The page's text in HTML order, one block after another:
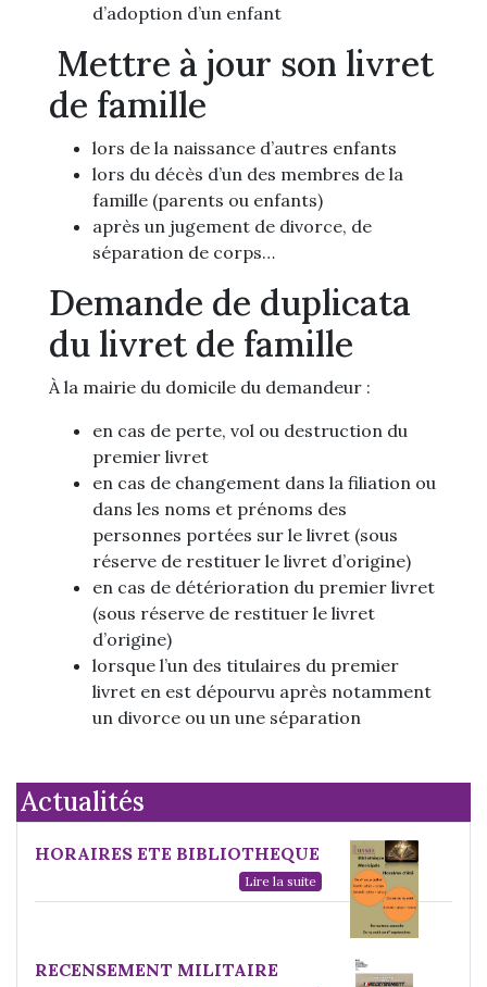
d’adoption d’un enfant
Mettre à jour son livret
de famille
lors de la naissance d’autres enfants
lors du décès d’un des membres de la
famille (parents ou enfants)
après un jugement de divorce, de
séparation de corps…
Demande de duplicata
du livret de famille
À la mairie du domicile du demandeur :
en cas de perte, vol ou destruction du
premier livret
en cas de changement dans la filiation ou
dans les noms et prénoms des
personnes portées sur le livret (sous
réserve de restituer le livret d’origine)
en cas de détérioration du premier livret
(sous réserve de restituer le livret
d’origine)
lorsque l’un des titulaires du premier
livret en est dépourvu après notamment
un divorce ou un une séparation
Actualités
HORAIRES ETE BIBLIOTHEQUE
Lire la suite
RECENSEMENT MILITAIRE